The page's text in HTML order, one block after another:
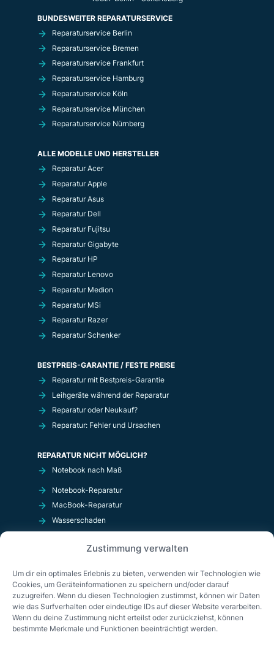
Zustimmung verwalten
Um dir ein optimales Erlebnis zu bieten, verwenden wir Technologien wie
Cookies, um Geräteinformationen zu speichern und/oder darauf
zuzugreifen. Wenn du diesen Technologien zustimmst, können wir Daten
wie das Surfverhalten oder eindeutige IDs auf dieser Website verarbeiten.
Wenn du deine Zustimmung nicht erteilst oder zurückziehst, können
bestimmte Merkmale und Funktionen beeinträchtigt werden.
BUNDESWEITER REPARATURSERVICE
Reparaturservice Berlin
Reparaturservice Bremen
Reparaturservice Frankfurt
Reparaturservice Hamburg
Reparaturservice Köln
Reparaturservice München
Reparaturservice Nürnberg
ALLE MODELLE UND HERSTELLER
Reparatur Acer
Reparatur Apple
Reparatur Asus
Reparatur Dell
Reparatur Fujitsu
Reparatur Gigabyte
Reparatur HP
Reparatur Lenovo
Reparatur Medion
Reparatur MSi
Reparatur Razer
Reparatur Schenker
BESTPREIS-GARANTIE / FESTE PREISE
Reparatur mit Bestpreis-Garantie
Leihgeräte während der Reparatur
Reparatur oder Neukauf?
Reparatur: Fehler und Ursachen
REPARATUR NICHT MÖGLICH?
Notebook nach Maß
Notebook-Reparatur
MacBook-Reparatur
Wasserschaden
OnlineShop